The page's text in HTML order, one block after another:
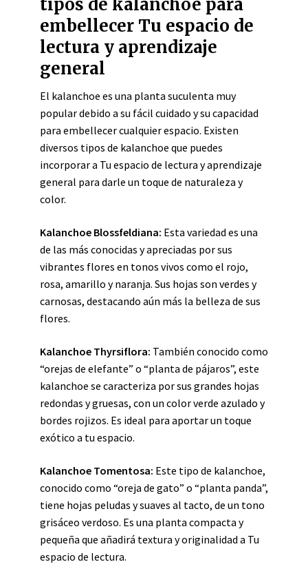
tipos de kalanchoe para
embellecer Tu espacio de
lectura y aprendizaje
general
El kalanchoe es una planta suculenta muy
popular debido a su fácil cuidado y su capacidad
para embellecer cualquier espacio. Existen
diversos tipos de kalanchoe que puedes
incorporar a Tu espacio de lectura y aprendizaje
general para darle un toque de naturaleza y
color.
Kalanchoe Blossfeldiana: Esta variedad es una
de las más conocidas y apreciadas por sus
vibrantes flores en tonos vivos como el rojo,
rosa, amarillo y naranja. Sus hojas son verdes y
carnosas, destacando aún más la belleza de sus
flores.
Kalanchoe Thyrsiflora: También conocido como
“orejas de elefante” o “planta de pájaros”, este
kalanchoe se caracteriza por sus grandes hojas
redondas y gruesas, con un color verde azulado y
bordes rojizos. Es ideal para aportar un toque
exótico a tu espacio.
Kalanchoe Tomentosa: Este tipo de kalanchoe,
conocido como “oreja de gato” o “planta panda”,
tiene hojas peludas y suaves al tacto, de un tono
grisáceo verdoso. Es una planta compacta y
pequeña que añadirá textura y originalidad a Tu
espacio de lectura.